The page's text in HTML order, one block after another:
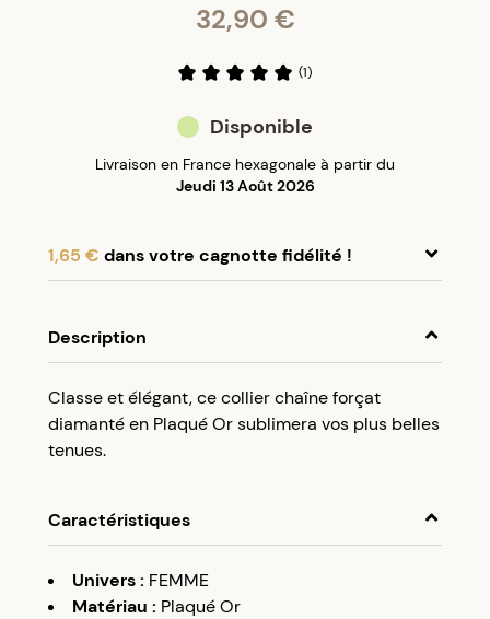
32,90 €
(1)
Disponible
Livraison en France hexagonale à partir du
Jeudi 13 Août 2026
1,65 € dans votre cagnotte fidélité !
compte client et cumulez 5% de vos achats dans
votre cagnotte fidélité sans minimum d’achat.
Utilisez votre cagnotte de fidélité dès votre
Description
Classe et élégant, ce collier chaîne forçat
diamanté en Plaqué Or sublimera vos plus belles
tenues.
Caractéristiques
Univers: FEMME
Matériau : Plaqué Or